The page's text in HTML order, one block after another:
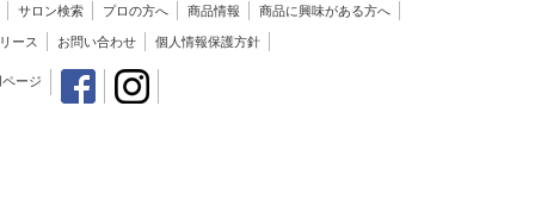
サロン検索 プロの方へ 商品情報 商品に興味がある方へ
ース お問い合わせ 個人情報保護方針
ージ